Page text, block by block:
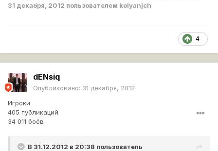
31 декабря, 2012 пользователем kolyanjch
4
dENsiq
Опубликовано: 31 декабря, 2012
Игроки
405 публикаций
34 011 боёв
В 31.12.2012 в 20:38 пользователь